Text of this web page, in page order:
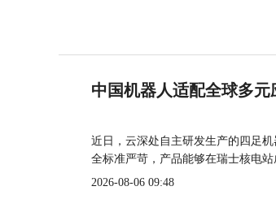
中国机器人适配全球多元
近日，云深处自主研发生产的四足
全标准严苛，产品能够在瑞士核电
2026-08-06 09:48